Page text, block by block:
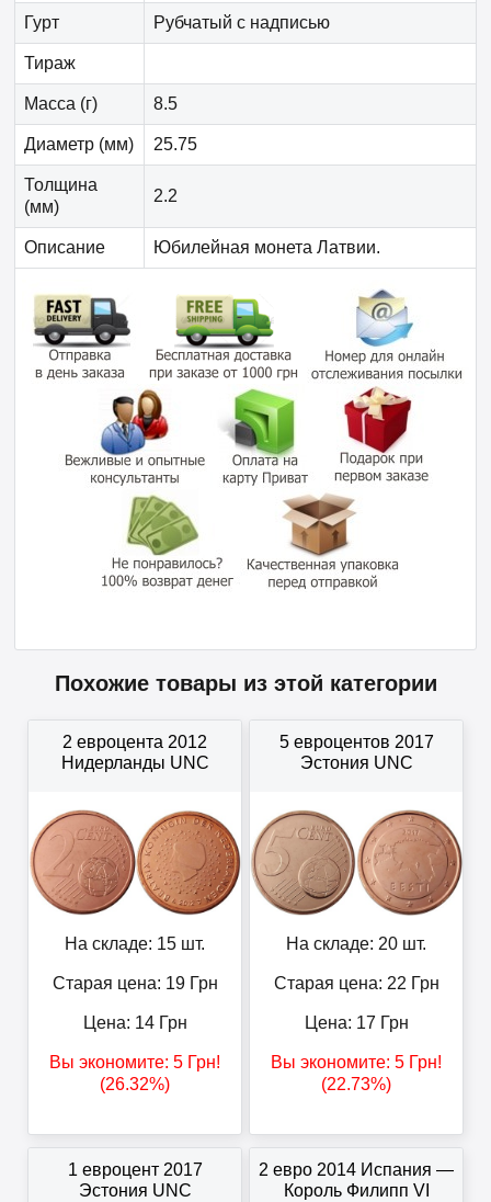
Гурт Рубчатый с надписью
Тираж
Масса (г) 8.5
Диаметр (мм) 25.75
Толщина
(мм)
2.2
Описание Юбилейная монета Латвии.
Похожие товары из этой категории
2 евроцента 2012
Нидерланды UNC
На складе: 15 шт.
Старая цена: 19Грн
Цена: 14Грн
Вы экономите: 5 Грн!
(26.32%)
5 евроцентов 2017
Эстония UNC
На складе: 20 шт.
Старая цена: 22 Грн
Цена: 17 Грн
Вы экономите: 5 Грн!
(22.73%)
1 евроцент 2017
Эстония UNC
2 евро 2014 Испания —
Король Филипп VI